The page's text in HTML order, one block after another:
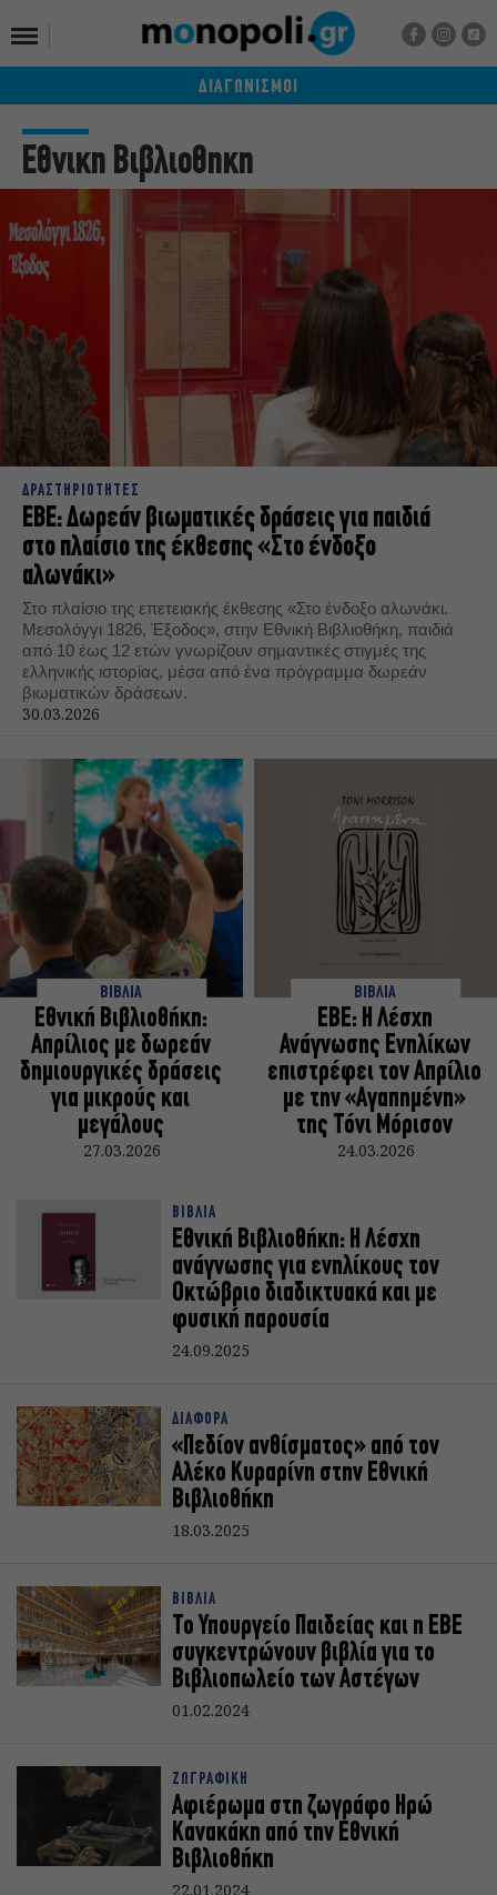
ΔΙΑΓΩΝΙΣΜΟΙ
Εθνικη Βιβλιοθηκη
ΔΡΑΣΤΗΡΙΟΤΗΤΕΣ
ΕΒΕ: Δωρεάν βιωματικές δράσεις για παιδιά
στο πλαίσιο της έκθεσης «Στο ένδοξο
αλωνάκι»
Στο πλαίσιο της επετειακής έκθεσης «Στο ένδοξο αλωνάκι.
Μεσολόγγι 1826, Έξοδος», στην Εθνική Βιβλιοθήκη, παιδιά
από 10 έως 12 ετών γνωρίζουν σημαντικές στιγμές της
ελληνικής ιστορίας, μέσα από ένα πρόγραμμα δωρεάν
βιωματικών δράσεων.
30.03.2026
ΒΙΒΛΙΑ
Εθνική Βιβλιοθήκη:
Απρίλιος με δωρεάν
δημιουργικές δράσεις
για μικρούς και
μεγάλους
27.03.2026
ΒΙΒΛΙΑ
ΕΒΕ: Η Λέσχη
Ανάγνωσης Ενηλίκων
επιστρέφει τον Απρίλιο
με την «Αγαπημένη»
της Τόνι Μόρισον
24.03.2026
ΒΙΒΛΙΑ
Εθνική Βιβλιοθήκη: Η Λέσχη
ανάγνωσης για ενηλίκους τον
Οκτώβριο διαδικτυακά και με
φυσική παρουσία
24.09.2025
ΔΙΑΦΟΡΑ
«Πεδίον ανθίσματος» από τον
Αλέκο Κυραρίνη στην Εθνική
Βιβλιοθήκη
18.03.2025
ΒΙΒΛΙΑ
Το Υπουργείο Παιδείας και η ΕΒΕ
συγκεντρώνουν βιβλία για το
Βιβλιοπωλείο των Αστέγων
01.02.2024
ΖΩΓΡΑΦΙΚΗ
Αφιέρωμα στη ζωγράφο Ηρώ
Κανακάκη από την Εθνική
Βιβλιοθήκη
22.01.2024